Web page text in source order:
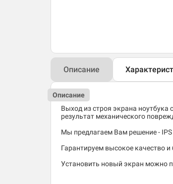
Описание
Описание
Выход из строя экрана ноутбука
результат механического
Мы предлагаем Вам решение - IPS
Гарантируем высокое качество
Установить новый экран можно